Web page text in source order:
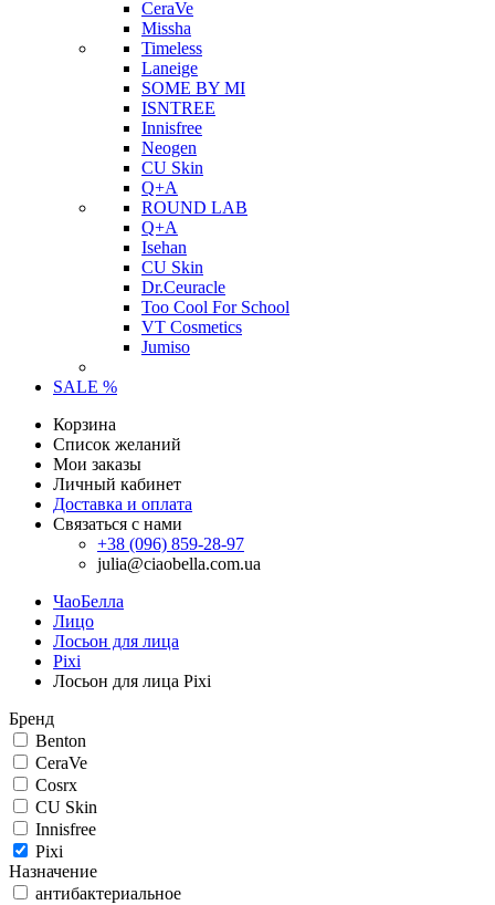
CeraVe
Missha
Timeless
Laneige
SOME BY MI
ISNTREE
Innisfree
Neogen
CU Skin
Q+A
ROUND LAB
Q+A
Isehan
CU Skin
Dr.Ceuracle
Too Cool For School
VT Cosmetics
Jumiso
SALE %
Корзина
Список желаний
Мои заказы
Личный кабинет
Доставка и оплата
Связаться с нами
+38 (096) 859-28-97
julia@ciaobella.com.ua
ЧаоБелла
Лицо
Лосьон для лица
Pixi
Лосьон для лица Pixi
Бренд
Benton
CeraVe
Cosrx
CU Skin
Innisfree
Pixi
Назначение
антибактериальное